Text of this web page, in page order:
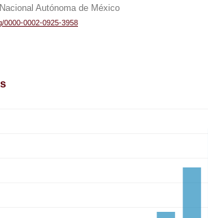
Autónoma de México
0000-0002-0925-3958